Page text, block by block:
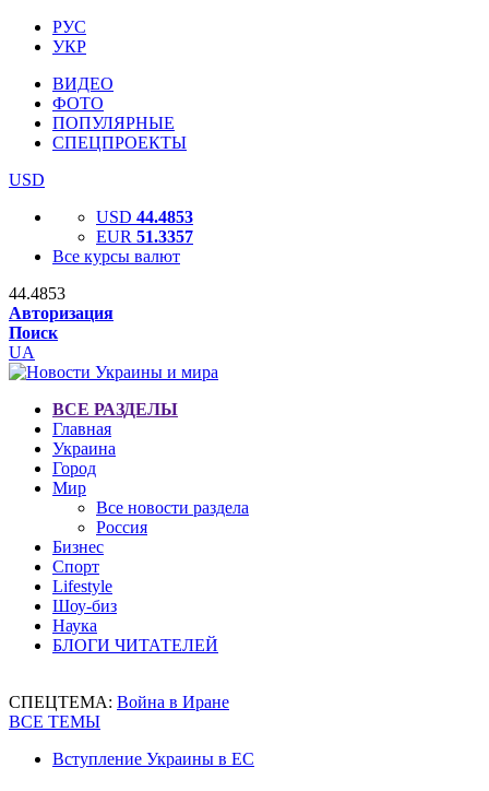
РУС
УКР
ВИДЕО
ФОТО
ПОПУЛЯРНЫЕ
СПЕЦПРОЕКТЫ
USD
USD 44.4853
EUR 51.3357
Все курсы валют
44.4853
Авторизация
Поиск
UA
ВСЕ РАЗДЕЛЫ
Главная
Украина
Город
Мир
Все новости раздела
Россия
Бизнес
Спорт
Lifestyle
Шоу-биз
Наука
БЛОГИ ЧИТАТЕЛЕЙ
СПЕЦТЕМА: Война в Иране
ВСЕ ТЕМЫ
Вступление Украины в ЕС